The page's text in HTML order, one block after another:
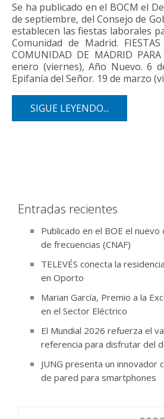
Se ha publicado en el BOCM el
de septiembre, del Consejo de
establecen las fiestas laborales
Comunidad de Madrid. FIESTAS
COMUNIDAD DE MADRID
enero (viernes), Año Nuevo. 6
Epifanía del Señor. 19 de marzo
SIGUE LEYENDO...
Entradas recientes
Publicado en el BOE el
de frecuencias (CNAF)
TELEVÉS conecta la
en Oporto
Marian García, Premio a la
en el Sector Eléctrico
El Mundial 2026 refuerza el
referencia para disfrutar del
JUNG presenta un innovador
de pared para smartphones